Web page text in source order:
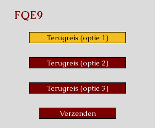
FQE9
Terugreis (optie 1)
Terugreis (optie 2)
Terugreis (optie 3)
Verzenden